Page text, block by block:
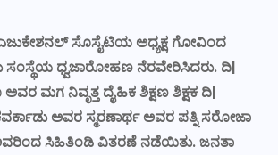
ಎಜುಕೇಶನಲ್ ಸೊಸೈಟಿಯ ಅಧ್ಯಕ್ಷ ಗೋವಿಂದ
ಸಂಸ್ಥೆಯ ಧ್ವಜಾರೋಹಣ ನೆರವೇರಿಸಿದರು. ದಿ|
ಮಗ ನಿವೃತ್ತ ದೈಹಿಕ ಶಿಕ್ಷಣ ಶಿಕ್ಷಕ ದಿ|
ಅವರ ಸ್ಮರಣಾರ್ಥ ಅವರ ಪತ್ನಿ ಸರೋಜಾ
ಸಿಹಿತಿಂಡಿ ವಿತರಣೆ ನಡೆಯಿತು. ಜನತಾ